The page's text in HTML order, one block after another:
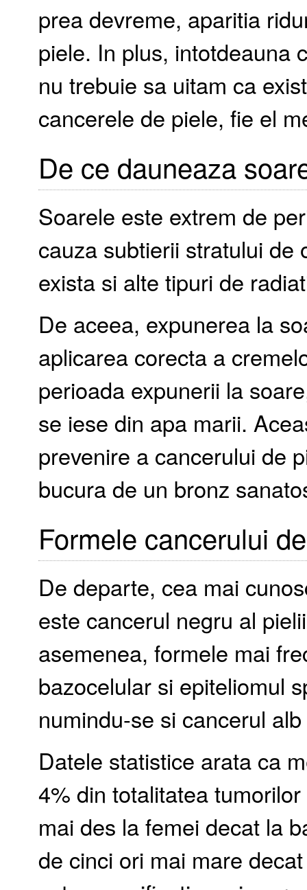
prea devreme, aparitia
piele. In plus, intotdeauna
nu trebuie sa uitam ca
cancerele de piele, fie el
De ce dauneaza
Soarele este extrem de
cauza subtierii stratului
exista si alte tipuri de
De aceea, expunerea la
aplicarea corecta a
perioada expunerii la
se iese din apa marii.
prevenire a cancerului de
bucura de un bronz
Formele cancerului
De departe, cea mai
este cancerul negru al
asemenea, formele mai
bazocelular si epiteliomul
numindu-se si cancerul
Datele statistice arata ca
4% din totalitatea
mai des la femei decat la
de cinci ori mai mare